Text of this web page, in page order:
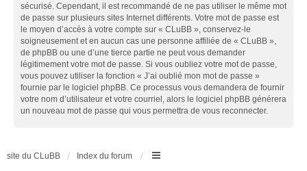
sécurisé. Cependant, il est recommandé de ne pas utiliser le même mot
de passe sur plusieurs sites Internet différents. Votre mot de passe est
le moyen d’accès à votre compte sur « CLuBB », conservez-le
soigneusement et en aucun cas une personne affiliée de « CLuBB »,
de phpBB ou une d’une tierce partie ne peut vous demander
légitimement votre mot de passe. Si vous oubliez votre mot de passe,
vous pouvez utiliser la fonction « J’ai oublié mon mot de passe »
fournie par le logiciel phpBB. Ce processus vous demandera de fournir
votre nom d’utilisateur et votre courriel, alors le logiciel phpBB générera
un nouveau mot de passe qui vous permettra de vous reconnecter.
site du CLuBB Index du forum